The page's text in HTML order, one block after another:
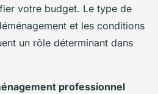
votre budget. Le type de
et les conditions
un rôle déterminant dans
professionnel